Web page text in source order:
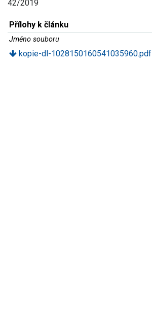
42/2019
Přílohy k článku
Jméno souboru
kopie-dl-1028150160541035960.pdf